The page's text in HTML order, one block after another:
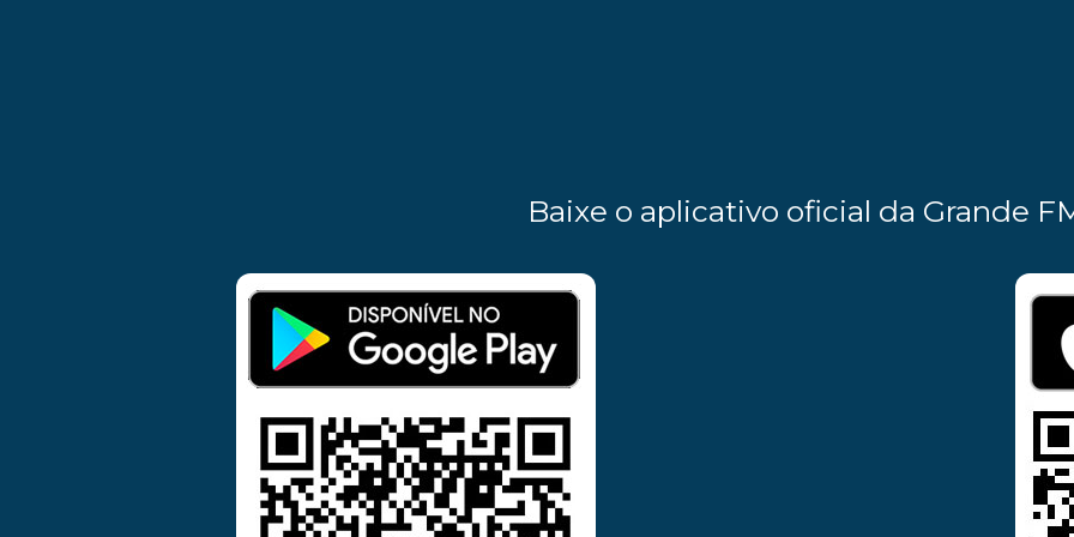
Baixe o aplicativo oficial da Grande